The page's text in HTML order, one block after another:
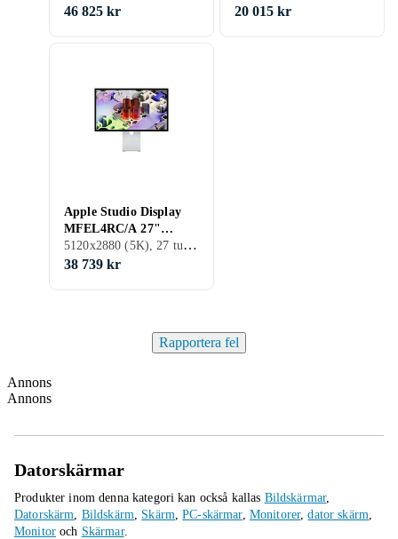
46 825 kr
20 015 kr
Apple Studio Display
MFEL4RC/A 27"
Standard 5K 120Hz
5120x2880 (5K), 27 tum, LED LCD, 120 Hz
38 739 kr
Rapportera fel
Annons
Annons
Datorskärmar
Produkter inom denna kategori kan också kallas Bildskärmar,
Datorskärm, Bildskärm, Skärm,PC-skärmar, Monitorer,dator skärm,
Monitoroch Skärmar.